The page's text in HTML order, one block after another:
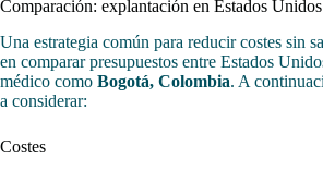
Comparación: explantación en Estados
Una estrategia común para reducir costes sin
en comparar presupuestos entre Estados
médico como Bogotá, Colombia. A
a considerar:
Costes